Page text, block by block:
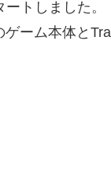
トしました。
ゲーム本体と